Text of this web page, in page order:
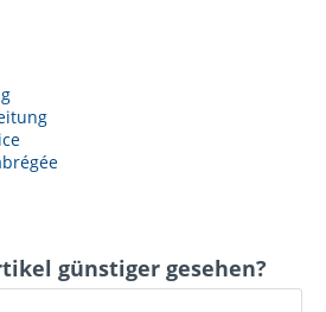
günstiger gesehen?